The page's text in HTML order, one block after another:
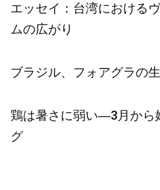
エッセイ：台湾における
ムの広がり
ブラジル、フォアグラの
鶏は暑さに弱い―3月から
グ